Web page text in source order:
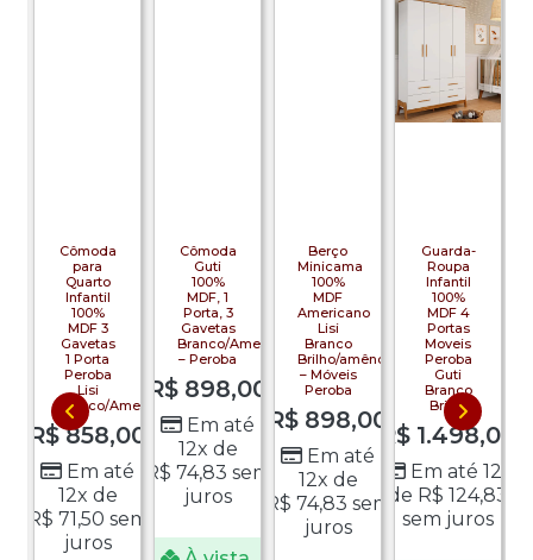
Cômoda
para
Quarto
Infantil
100%
MDF 3
Gavetas
1 Porta
Peroba
Lisi
Branco/Amendoa
R$858,00
Em até
12x de
R$ 71,50 sem
juros
Cômoda
Guti
100%
MDF, 1
Porta, 3
Gavetas
Branco/Amendoa
– Peroba
R$ 898,00
Em até
12x de
R$ 74,83 sem
juros
Berço
Minicama
100%
MDF
Americano
Lisi
Branco
Brilho/amêndoa
– Móveis
Peroba
R$ 898,00
Em até
12x de
R$ 74,83 sem
juros
Guarda-
Roupa
Infantil
100%
MDF 4
Portas
Moveis
Peroba
Guti
Branco
Brilho
R$ 1.498,00
Em até 12x
de R$ 124,83
sem juros